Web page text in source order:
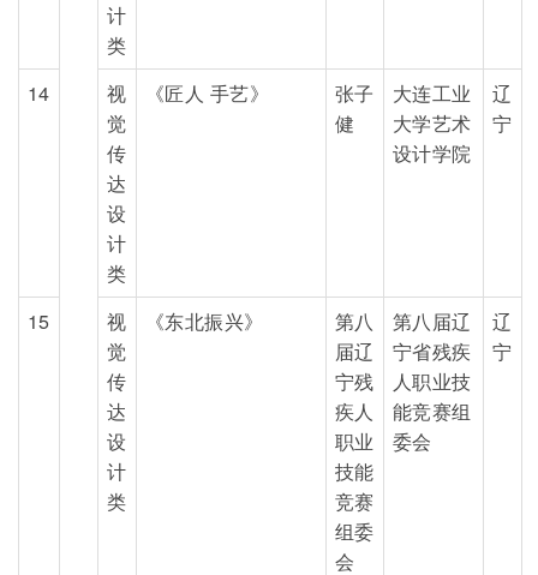
计
类
14
视
觉
传
达
设
计
类
《匠人 手艺》
张子
健
大连工业
大学艺术
设计学院
辽
宁
15
视
觉
传
达
设
计
类
《东北振兴》
第八
届辽
宁残
疾人
职业
技能
竞赛
组委
会
第八届辽
宁省残疾
人职业技
能竞赛组
委会
辽
宁